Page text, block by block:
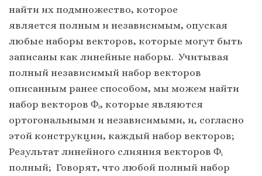
найти их подмножество, которое
является полным и независимым, опуская
любые наборы векторов, которые могут быть
записаны как линейные наборы. Учитывая
полный независимый набор векторов
описанным ранее способом, мы можем найти
набор векторов Φᵢ, которые являются
ортогональными и независимыми, и, согласно
этой конструкции, каждый набор векторов;
Результат линейного слияния векторов Φᵢ
полный; Говорят, что любой полный набор